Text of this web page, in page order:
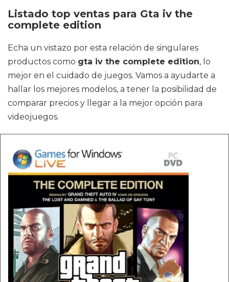
Listado top ventas para Gta iv the
complete edition
Echa un vistazo por esta relación de singulares
productos como gta iv the complete edition, lo
mejor en el cuidado de juegos. Vamos a ayudarte a
hallar los mejores modelos, a tener la posibilidad de
comparar precios y llegar a la mejor opción para
videojuegos.